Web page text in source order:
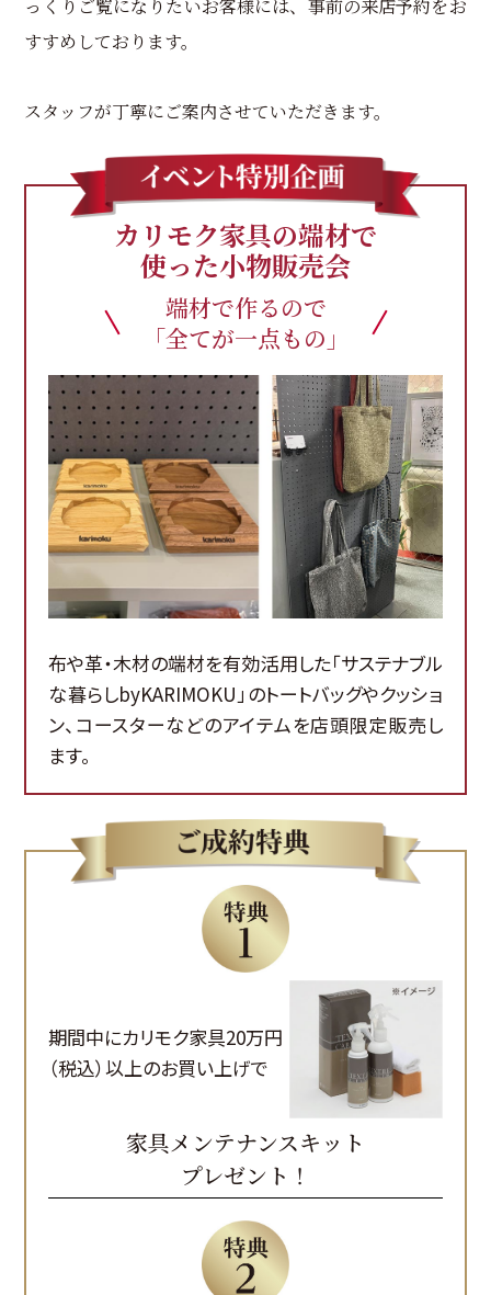
っくりご覧になりたいお客様には、事前の来店予約をお
すすめしております。
スタッフが丁寧にご案内させていただきます。
カリモク家具の端材で
使った小物販売会
端材で作るので
「全てが一点もの」
布や革・木材の端材を有効活用した「サステナブル
な暮らしbyKARIMOKU」のトートバッグやクッショ
ン、コースターなどのアイテムを店頭限定販売し
ます。
期間中にカリモク家具20万円
（税込）以上のお買い上げで
家具メンテナンスキット
プレゼント！